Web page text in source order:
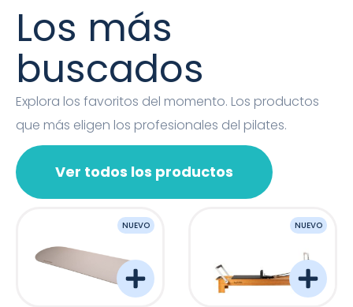
NUEVO NUEVO
Ver todos los productos
Los más
buscados
Explora los favoritos del momento. Los productos
que más eligen los profesionales del pilates.